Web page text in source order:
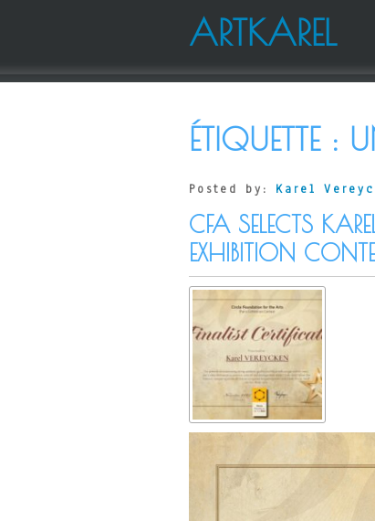
ARTKAREL
ÉTIQUETTE :
Posted by: Karel
CFA SELECTS
EXHIBITION